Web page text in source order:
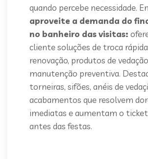
quando percebe necessidade.
aproveite a demanda do
no banheiro das visitas:
cliente soluções de troca
renovação, produtos de
manutenção preventiva.
torneiras, sifões, anéis de
acabamentos que resolvem
imediatas e aumentam o
antes das festas.